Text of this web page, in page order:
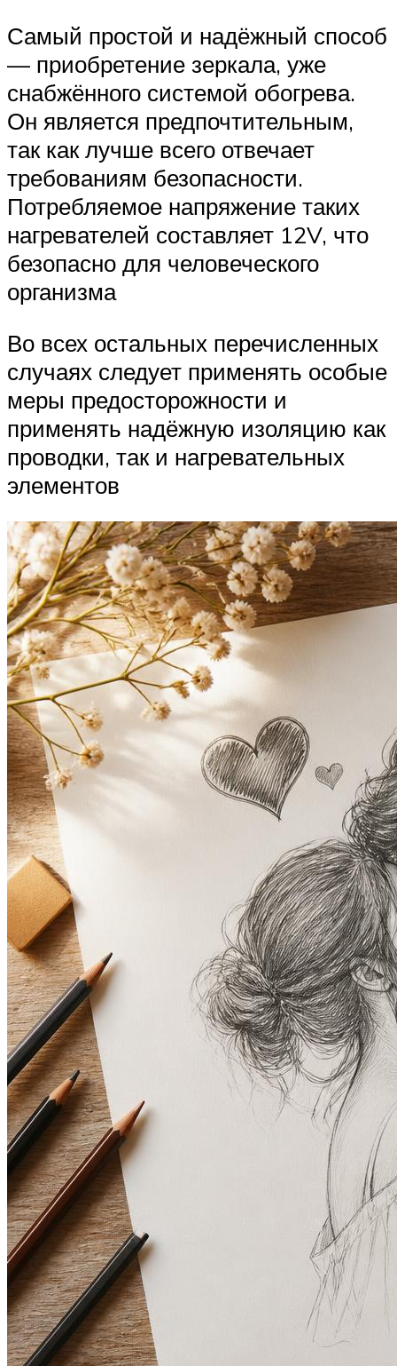
Самый простой и надёжный способ
— приобретение зеркала, уже
снабжённого системой обогрева.
Он является предпочтительным,
так как лучше всего отвечает
требованиям безопасности.
Потребляемое напряжение таких
нагревателей составляет 12V, что
безопасно для человеческого
организма
Во всех остальных перечисленных
случаях следует применять особые
меры предосторожности и
применять надёжную изоляцию как
проводки, так и нагревательных
элементов